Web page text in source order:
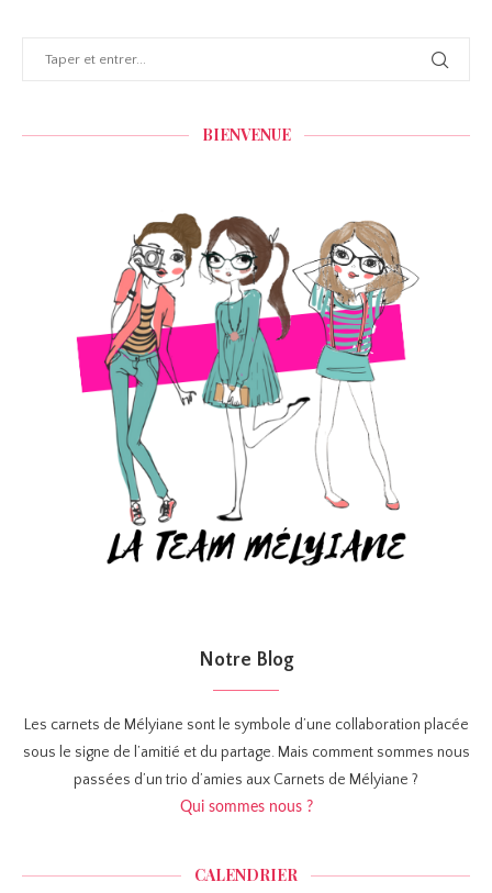
BIENVENUE
Notre Blog
Les carnets de Mélyiane sont le symbole d’une collaboration placée
sous le signe de l’amitié et du partage. Mais comment sommes nous
passées d’un trio d’amies aux Carnets de Mélyiane ?
Qui sommes nous ?
CALENDRIER